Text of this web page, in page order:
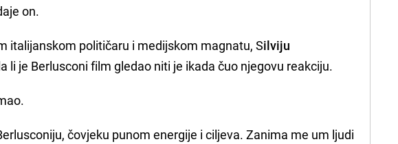
on.
italijanskom političaru i medijskom magnatu, Silviju
li je Berlusconi film gledao niti je ikada čuo njegovu reakciju.
čovjeku punom energije i ciljeva. Zanima me um ljudi